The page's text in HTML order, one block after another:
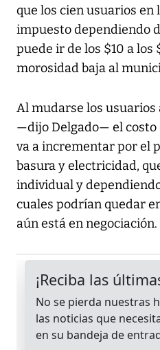
que los cien usuarios en
impuesto dependiendo
puede ir de los $10 a
morosidad baja al
Al mudarse los
—dijo Delgado— el
va a incrementar por el
basura y electricidad,
individual y
cuales podrían quedar
aún está en negociación.